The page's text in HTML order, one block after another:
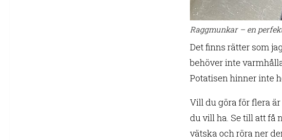
Raggmunkar – en
Det finns rätter som
behöver inte
Potatisen hinner inte
Vill du göra för flera
du vill ha. Se till att få
vätska och röra ner